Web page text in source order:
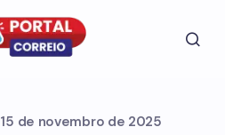
15 de novembro de 2025